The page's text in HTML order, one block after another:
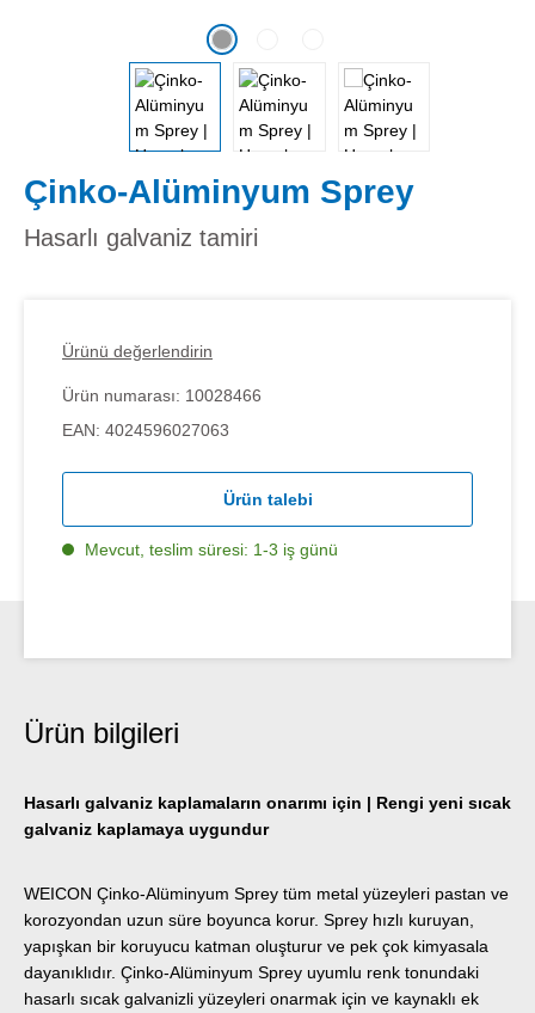
Çinko-Alüminyum Sprey
Hasarlı galvaniz tamiri
Ürünü değerlendirin
Ürün numarası: 10028466
EAN: 4024596027063
Ürün talebi
Mevcut, teslim süresi: 1-3 iş günü
Ürün bilgileri
Hasarlı galvaniz kaplamaların onarımı için | Rengi yeni sıcak
galvaniz kaplamaya uygundur
WEICON Çinko-Alüminyum Sprey tüm metal yüzeyleri pastan ve
korozyondan uzun süre boyunca korur. Sprey hızlı kuruyan,
yapışkan bir koruyucu katman oluşturur ve pek çok kimyasala
dayanıklıdır. Çinko-Alüminyum Sprey uyumlu renk tonundaki
hasarlı sıcak galvanizli yüzeyleri onarmak için ve kaynaklı ek